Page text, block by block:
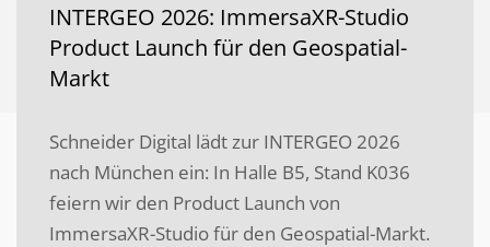
INTERGEO 2026: ImmersaXR-Studio
Product Launch für den Geospatial-
Markt
Schneider Digital lädt zur INTERGEO 2026
nach München ein: In Halle B5, Stand K036
feiern wir den Product Launch von
ImmersaXR-Studio für den Geospatial-Markt.